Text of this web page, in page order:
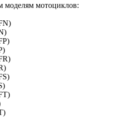
моделям мотоциклов: